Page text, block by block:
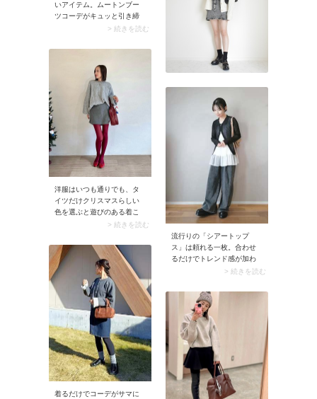
人に似合う、程よく甘くて
洗練されたモノトーンコー
デに仕上がります。
いアイテム。ムートンブー
ツコーデがキュッと引き締
まり、全体にメリハリが生
ウター・スカート・レギン
配置。ブラックならではの
スタイリッシュさがムート
ンブーツのほっこり感を程
よく解消してくれますよ。
> 続きを読む
洋服はいつも通りでも、タ
イツだけクリスマスらしい
色を選ぶと遊びのある着こ
なしに。例えばシックで上
カートコーデに、深みのあ
るワインカラーのタイツを
合わせれば一気に華やか。
ミニ丈ボトムならではの抜
け感と軽やかさが、パーテ
ィー気分をより盛り上げま
す。こんな風にタイツや靴
下でさりげなくクリスマス
ムードを加えるのも、気軽
に取り入れられるおすすめ
のアイデアです。
> 続きを読む
流行りの「シアートップ
ス」は頼れる一枚。合わせ
るだけでトレンド感が加わ
り、イージーパンツをおし
> 続きを読む
着るだけでコーデがサマに